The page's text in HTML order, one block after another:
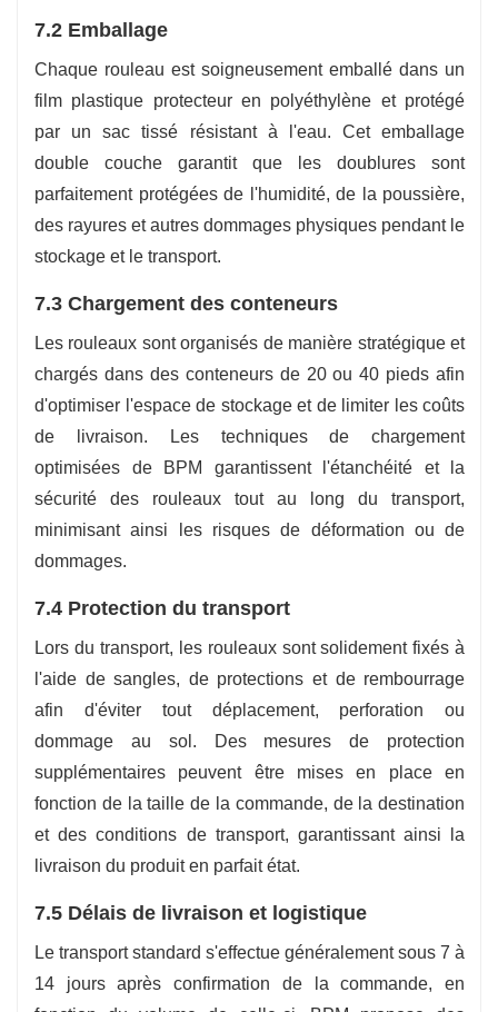
7.2 Emballage
Chaque rouleau est soigneusement emballé dans un
film plastique protecteur en polyéthylène et protégé
par un sac tissé résistant à l'eau. Cet emballage
double couche garantit que les doublures sont
parfaitement protégées de l'humidité, de la poussière,
des rayures et autres dommages physiques pendant le
stockage et le transport.
7.3 Chargement des conteneurs
Les rouleaux sont organisés de manière stratégique et
chargés dans des conteneurs de 20 ou 40 pieds afin
d'optimiser l'espace de stockage et de limiter les coûts
de livraison. Les techniques de chargement
optimisées de BPM garantissent l'étanchéité et la
sécurité des rouleaux tout au long du transport,
minimisant ainsi les risques de déformation ou de
dommages.
7.4 Protection du transport
Lors du transport, les rouleaux sont solidement fixés à
l'aide de sangles, de protections et de rembourrage
afin d'éviter tout déplacement, perforation ou
dommage au sol. Des mesures de protection
supplémentaires peuvent être mises en place en
fonction de la taille de la commande, de la destination
et des conditions de transport, garantissant ainsi la
livraison du produit en parfait état.
7.5 Délais de livraison et logistique
Le transport standard s'effectue généralement sous 7 à
14 jours après confirmation de la commande, en